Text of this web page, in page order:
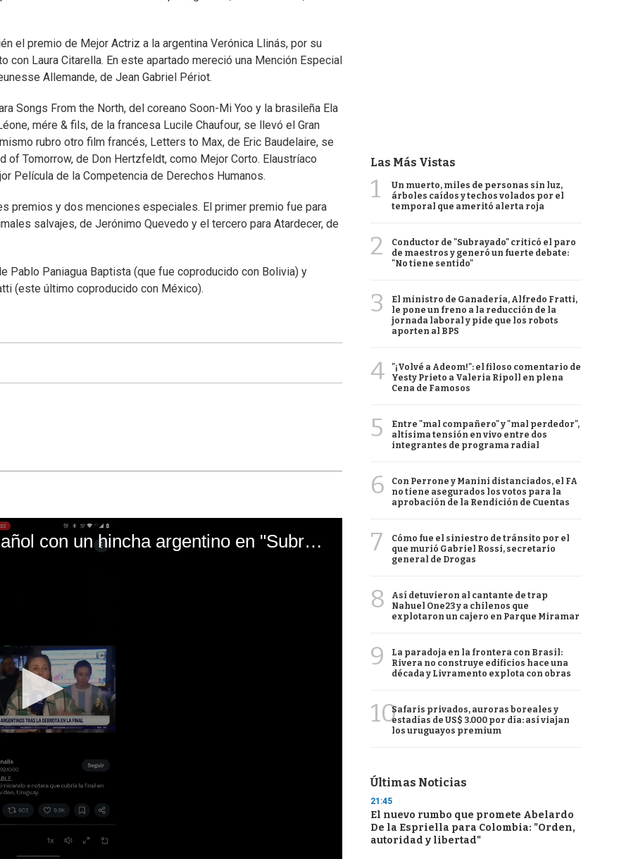
el premio de Mejor Actriz a la argentina Verónica Llinás, por su
con Laura Citarella. En este apartado mereció una Mención Especial
Allemande, de Jean Gabriel Périot.
Songs From the North, del coreano Soon-Mi Yoo y la brasileña Ela
mére & fils, de la francesa Lucile Chaufour, se llevó el Gran
rubro otro film francés, Letters to Max, de Eric Baudelaire, se
Tomorrow, de Don Hertzfeldt, como Mejor Corto. Elaustríaco
Película de la Competencia de Derechos Humanos.
premios y dos menciones especiales. El primer premio fue para
salvajes, de Jerónimo Quevedo y el tercero para Atardecer, de
Pablo Paniagua Baptista (que fue coproducido con Bolivia) y
(este último coproducido con México).
El mal momento de Yanina Gasañol con un hincha argentino en "Subrayado"
Las Más Vistas
1
Un muerto, miles de personas sin luz,
árboles caídos y techos volados por el
temporal que ameritó alerta roja
2
Conductor de "Subrayado" criticó el paro
de maestros y generó un fuerte debate:
"No tiene sentido"
3
El ministro de Ganadería, Alfredo Fratti,
le pone un freno a la reducción de la
jornada laboral y pide que los robots
aporten al BPS
4
"¡Volvé a Adeom!": el filoso comentario de
Yesty Prieto a Valeria Ripoll en plena
Cena de Famosos
5
Entre "mal compañero" y "mal perdedor",
altísima tensión en vivo entre dos
integrantes de programa radial
6
Con Perrone y Manini distanciados, el FA
no tiene asegurados los votos para la
aprobación de la Rendición de Cuentas
7
Cómo fue el siniestro de tránsito por el
que murió Gabriel Rossi, secretario
general de Drogas
8
Así detuvieron al cantante de trap
Nahuel One23 y a chilenos que
explotaron un cajero en Parque Miramar
9
La paradoja en la frontera con Brasil:
Rivera no construye edificios hace una
década y Livramento explota con obras
10Safaris privados, auroras boreales y
estadías de US$ 3.000 por día: así viajan
los uruguayos premium
Últimas Noticias
21:45
El nuevo rumbo que promete Abelardo
De la Espriella para Colombia: "Orden,
autoridad y libertad"